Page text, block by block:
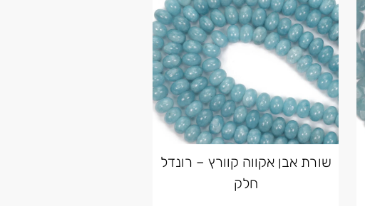
שורת אבן אקווה קוורץ – רונדל
חלק